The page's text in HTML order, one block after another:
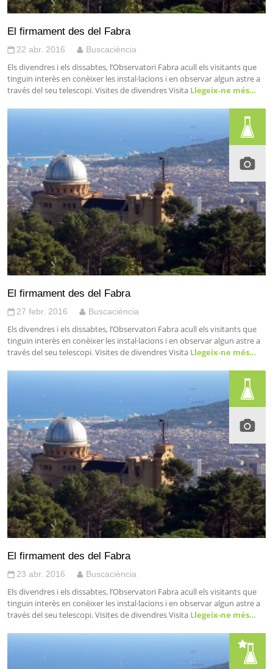
El firmament des del Fabra
22 abr. 2016 Buscaciència
Els divendres i els dissabtes, l’Observatori Fabra acull els visitants que
tinguin interès en conèixer les instal·lacions i en observar algun astre a
través del seu telescopi. Visites de divendres Visita Llegeix-ne més…
El firmament des del Fabra
27 febr. 2016 Buscaciència
Els divendres i els dissabtes, l’Observatori Fabra acull els visitants que
tinguin interès en conèixer les instal·lacions i en observar algun astre a
través del seu telescopi. Visites de divendres Visita Llegeix-ne més…
El firmament des del Fabra
23 abr. 2016 Buscaciència
Els divendres i els dissabtes, l’Observatori Fabra acull els visitants que
tinguin interès en conèixer les instal·lacions i en observar algun astre a
través del seu telescopi. Visites de divendres Visita Llegeix-ne més…